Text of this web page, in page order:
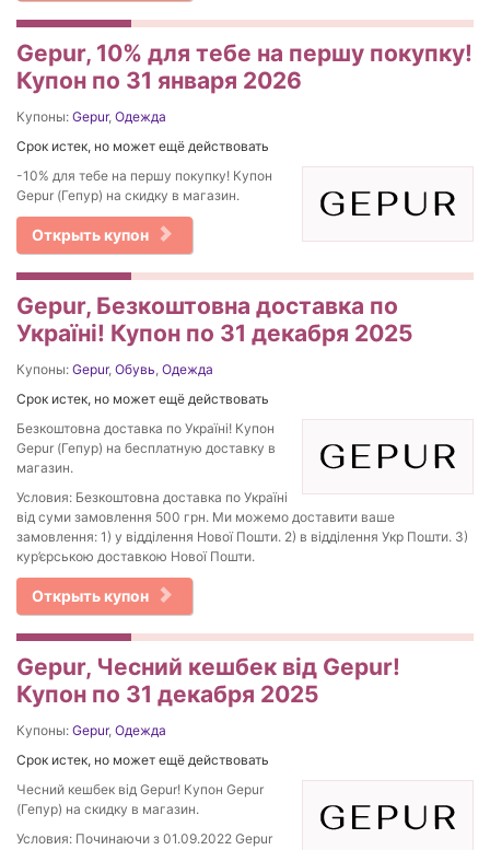
Gepur, 10% для тебе на першу покупку!
Купон по 31 января 2026
Купоны: Gepur, Одежда
Срок истек, но может ещё действовать
-10% для тебе на першу покупку! Купон
Gepur (Гепур) на скидку в магазин.
Открыть купон
Gepur, Безкоштовна доставка по
Україні! Купон по 31 декабря 2025
Купоны: Gepur, Обувь, Одежда
Срок истек, но может ещё действовать
Безкоштовна доставка по Україні! Купон
Gepur (Гепур) на бесплатную доставку в
магазин.
Условия: Безкоштовна доставка по Україні
від суми замовлення 500 грн. Ми можемо доставити ваше
замовлення: 1) у відділення Нової Пошти. 2) в відділення Укр Пошти. 3)
кур’єрською доставкою Нової Пошти.
Открыть купон
Gepur, Чесний кешбек від Gepur!
Купон по 31 декабря 2025
Купоны: Gepur, Одежда
Срок истек, но может ещё действовать
Чесний кешбек від Gepur! Купон Gepur
(Гепур) на скидку в магазин.
Условия: Починаючи з 01.09.2022 Gepur